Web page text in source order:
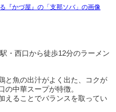
・西口から徒歩12分のラーメン
と魚の出汁がよく出た、コクが
の中華スープが特徴。
えることでバランスを取ってい